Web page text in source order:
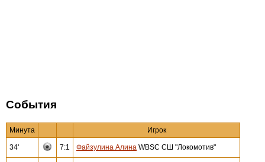
События
Минута Игрок
34' 7:1 Файзулина Алина WBSC СШ "Локомотив"